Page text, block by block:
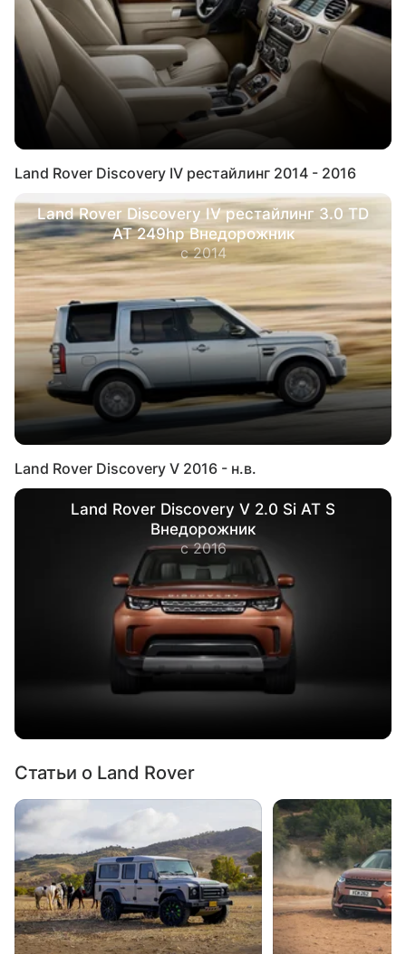
Land Rover Discovery IV рестайлинг 2014 - 2016
Land Rover Discovery IV рестайлинг 3.0 TD
AT 249hp Внедорожник
с 2014
Land Rover Discovery V 2016 - н.в.
Land Rover Discovery V 2.0 Si AT S
Внедорожник
с 2016
Статьи о Land Rover